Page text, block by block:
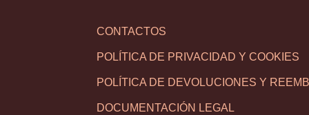
CONTACTOS
POLÍTICA DE PRIVACIDAD Y COOKIES
POLÍTICA DE DEVOLUCIONES Y
DOCUMENTACIÓN LEGAL